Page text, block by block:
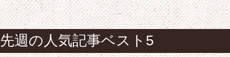
先週の人気記事ベスト5